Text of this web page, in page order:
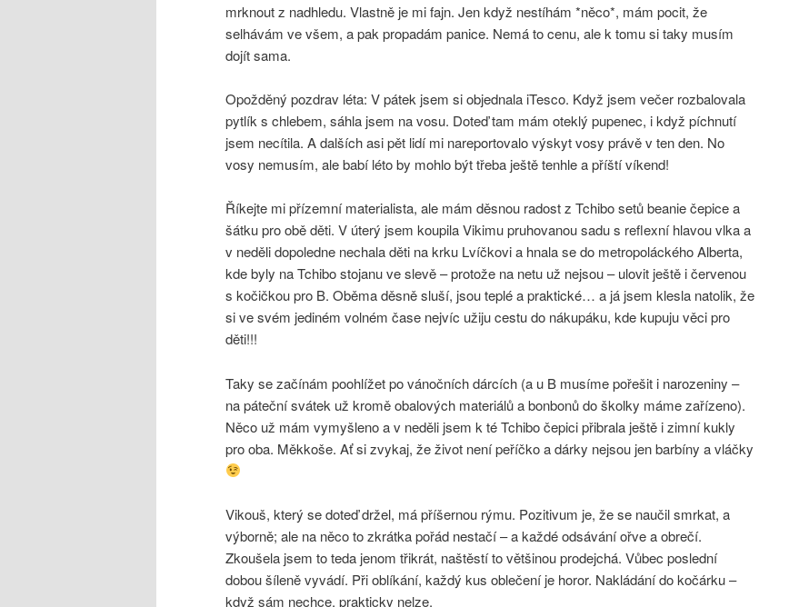
mrknout z nadhledu. Vlastně je mi fajn. Jen když nestíhám *něco*, mám pocit, že
selhávám ve všem, a pak propadám panice. Nemá to cenu, ale k tomu si taky musím
dojít sama.
Opožděný pozdrav léta: V pátek jsem si objednala iTesco. Když jsem večer rozbalovala
pytlík s chlebem, sáhla jsem na vosu. Doteď tam mám oteklý pupenec, i když píchnutí
jsem necítila. A dalších asi pět lidí mi nareportovalo výskyt vosy právě v ten den. No
vosy nemusím, ale babí léto by mohlo být třeba ještě tenhle a příští víkend!
Říkejte mi přízemní materialista, ale mám děsnou radost z Tchibo setů beanie čepice a
šátku pro obě děti. V úterý jsem koupila Vikimu pruhovanou sadu s reflexní hlavou vlka a
v neděli dopoledne nechala děti na krku Lvíčkovi a hnala se do metropoláckého Alberta,
kde byly na Tchibo stojanu ve slevě – protože na netu už nejsou – ulovit ještě i červenou
s kočičkou pro B. Oběma děsně sluší, jsou teplé a praktické… a já jsem klesla natolik, že
si ve svém jediném volném čase nejvíc užiju cestu do nákupáku, kde kupuju věci pro
děti!!!
Taky se začínám poohlížet po vánočních dárcích (a u B musíme pořešit i narozeniny –
na páteční svátek už kromě obalových materiálů a bonbonů do školky máme zařízeno).
Něco už mám vymyšleno a v neděli jsem k té Tchibo čepici přibrala ještě i zimní kukly
pro oba. Měkkoše. Ať si zvykaj, že život není peříčko a dárky nejsou jen barbíny a vláčky
Vikouš, který se doteď držel, má příšernou rýmu. Pozitivum je, že se naučil smrkat, a
výborně; ale na něco to zkrátka pořád nestačí – a každé odsávání ořve a obrečí.
Zkoušela jsem to teda jenom třikrát, naštěstí to většinou prodejchá. Vůbec poslední
dobou šíleně vyvádí. Při oblíkání, každý kus oblečení je horor. Nakládání do kočárku –
když sám nechce, prakticky nelze.